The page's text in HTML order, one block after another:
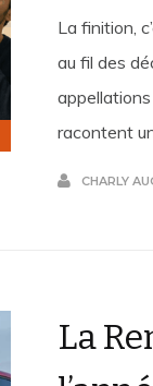
La finition,
au fil des
racontent
CHARLY
La